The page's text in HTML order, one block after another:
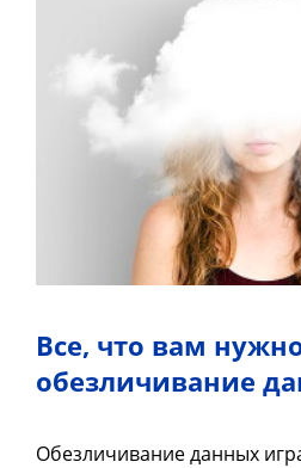
Все, что вам
обезличивание
Обезличивание данных